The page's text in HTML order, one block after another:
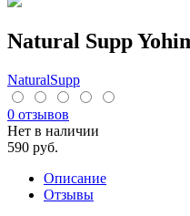
Natural Supp
NaturalSupp
0 отзывов
Нет в наличии
590 руб.
Описание
Отзывы